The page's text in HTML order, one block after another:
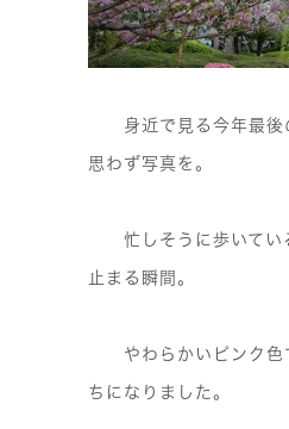
身近で見る今年最後
思わず写真を。
忙しそうに歩いてい
止まる瞬間。
やわらかいピンク色
ちになりました。